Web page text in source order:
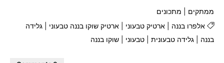
ממתקים
מתכונים
אלפרו בננה
ארטיק טבעוני ארטיק שוקו בננה טבעוני
גלידה
בננה |גלידה טבעונית |טבעוני |שוקו בננה